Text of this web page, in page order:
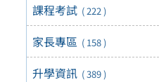
課程考試 ( 222 )
家長專區 ( 158 )
升學資訊 ( 389 )